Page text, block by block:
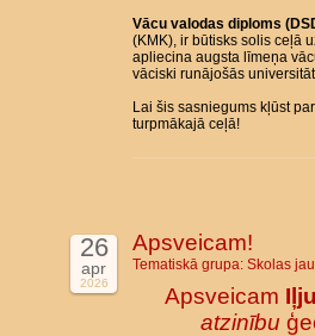
Vācu valodas diploms
(KMK), ir būtisks solis ceļā
apliecina augsta līmeņa
vāciski runājošās
Lai šis sasniegums kļūst
turpmākajā ceļā!
26
apr
2026
Apsveicam!
Tematiskā grupa: Skolas
Apsveicam
atzinību